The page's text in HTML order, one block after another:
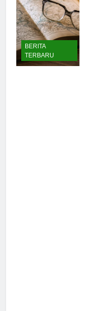
BERITA
TERBARU